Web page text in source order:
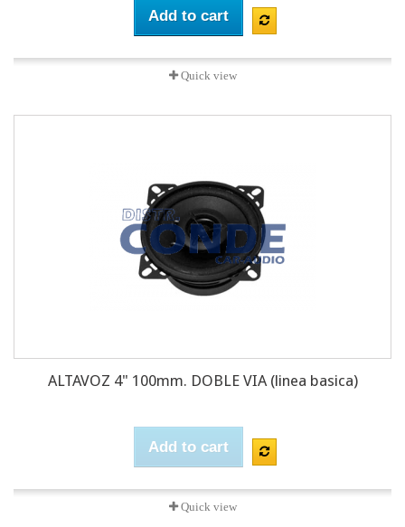
Add to cart
Quick view
ALTAVOZ 4" 100mm. DOBLE VIA (linea basica)
Add to cart
Quick view